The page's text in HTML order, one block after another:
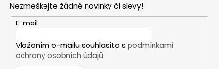
Nezmeškejte žádné novinky či slevy!
E-mail
Vložením e-mailu souhlasíte s podmínkami
ochrany osobních údajů